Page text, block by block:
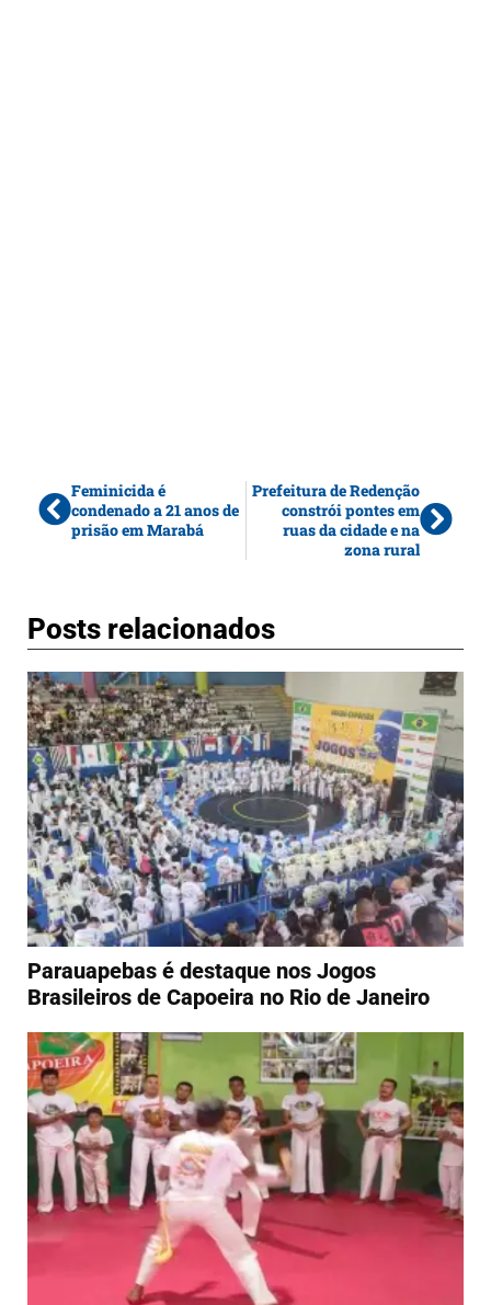
Feminicida é
condenado a 21 anos de
prisão em Marabá
Prefeitura de Redenção
constrói pontes em
ruas da cidade e na
zona rural
Posts relacionados
Parauapebas é destaque nos Jogos
Brasileiros de Capoeira no Rio de Janeiro